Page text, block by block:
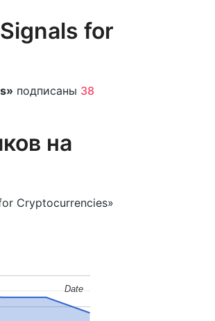
for
подписаны 38
на
Cryptocurrencies»
Date
Date